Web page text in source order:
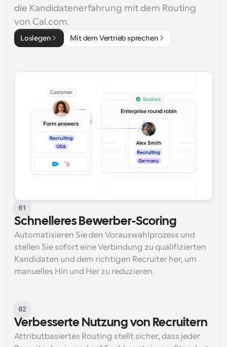
die Kandidatenerfahrung mit dem Routing
von Cal.com.
Loslegen Mit dem Vertrieb sprechen
01
Schnelleres Bewerber-Scoring
Automatisieren Sie den Vorauswahlprozess und
stellen Sie sofort eine Verbindung zu qualifizierten
Kandidaten und dem richtigen Recruiter her, um
manuelles Hin und Her zu reduzieren.
02
Verbesserte Nutzung von Recruitern
Attributbasiertes Routing stellt sicher, dass jeder